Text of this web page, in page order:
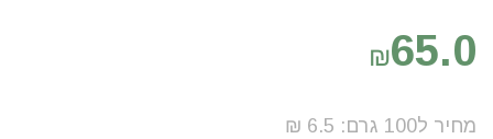
₪65.0
מחיר ל100 גרם:
6.5
₪